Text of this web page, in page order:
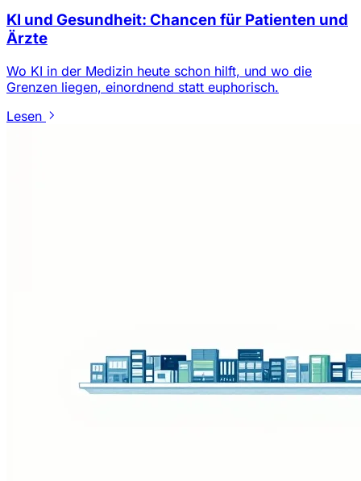
KI und Gesundheit: Chancen für Patienten und
Ärzte
Wo KI in der Medizin heute schon hilft, und wo die
Grenzen liegen, einordnend statt euphorisch.
Lesen